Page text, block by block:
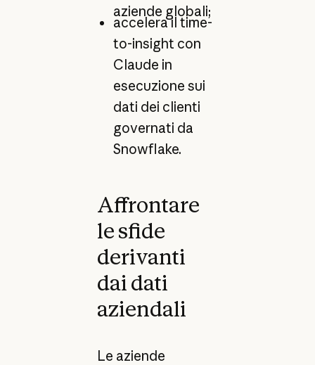
aziende globali;
accelera il time-
to-insight con
Claude in
esecuzione sui
dati dei clienti
governati da
Snowflake.
Affrontare
le sfide
derivanti
dai dati
aziendali
Le aziende